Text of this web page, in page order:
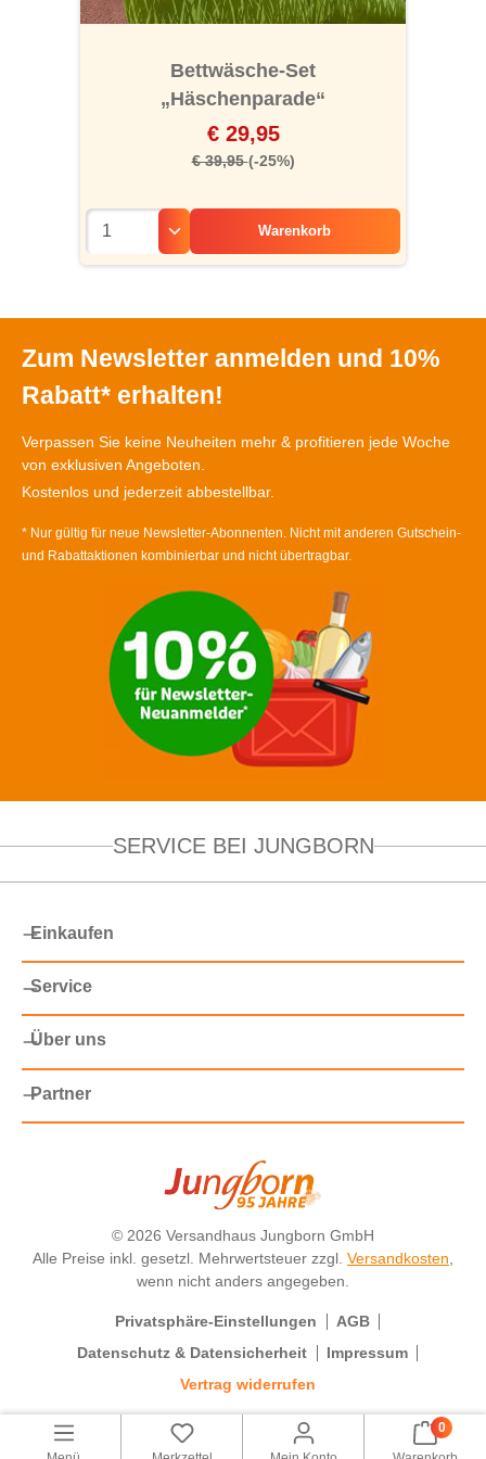
Bettwäsche-Set
„Häschenparade“
€ 29,95
€ 39,95(-25%)
Warenkorb
Zum Newsletter anmelden und 10%
Rabatt* erhalten!
Verpassen Sie keine Neuheiten mehr & profitieren jede Woche
von exklusiven Angeboten.
Kostenlos und jederzeit abbestellbar.
* Nur gültig für neue Newsletter-Abonnenten. Nicht mit anderen Gutschein-
und Rabattaktionen kombinierbar und nicht übertragbar.
SERVICE BEI JUNGBORN
Einkaufen
Service
Über uns
Partner
© 2026 Versandhaus Jungborn GmbH
Alle Preise inkl. gesetzl. Mehrwertsteuer zzgl. Versandkosten
wenn nicht anders angegeben.
Privatsphäre-Einstellungen
AGB
Datenschutz & Datensicherheit
Impressum
Vertrag widerrufen
0